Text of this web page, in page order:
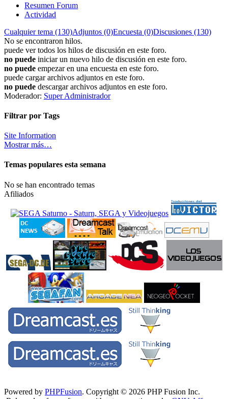
Resumen Forum
Actividad
Cualquier tema (130)Adjuntos (0)Encuesta (0)Discusiones (130)
No se encontraron hilos.
puede ver todos los hilos de discusión en este foro.
no puede iniciar un nuevo hilo de discusión en este foro.
no puede empezar en una encuesta en este foro.
puede cargar archivos adjuntos en este foro.
no puede descargar archivos adjuntos en este foro.
Moderador: Super Administrador
Filtrar por Tags
Site Information
Mostrar más…
Temas populares esta semana
No se han encontrado temas
Afiliados
Powered by PHPFusion. Copyright © 2026 PHP Fusion Inc.